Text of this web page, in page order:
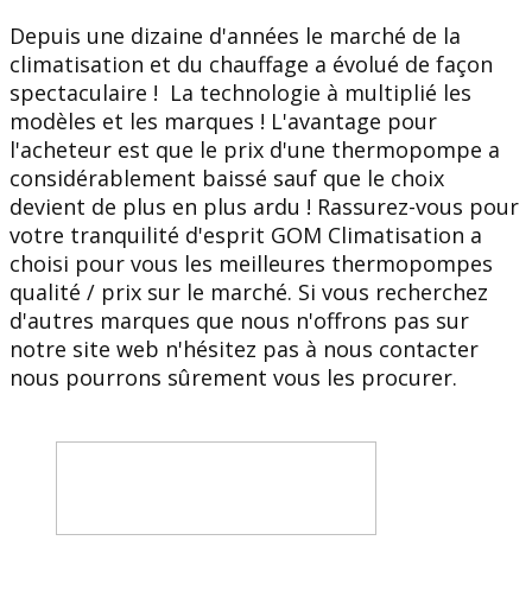
Depuis une dizaine d'années le marché de la
climatisation et du chauffage a évolué de façon
spectaculaire ! La technologie à multiplié les
modèles et les marques ! L'avantage pour
l'acheteur est que le prix d'une thermopompe a
considérablement baissé sauf que le choix
devient de plus en plus ardu ! Rassurez-vous pour
votre tranquilité d'esprit GOM Climatisation a
choisi pour vous les meilleures thermopompes
qualité / prix sur le marché. Si vous recherchez
d'autres marques que nous n'offrons pas sur
notre site web n'hésitez pas à nous contacter
nous pourrons sûrement vous les procurer.